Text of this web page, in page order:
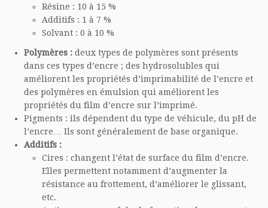
Résine : 10 à 15 %
Additifs : 1 à 7 %
Solvant : 0 à 10 %
Polymères : deux types de polymères sont présents
dans ces types d’encre ; des hydrosolubles qui
améliorent les propriétés d’imprimabilité de l’encre et
des polymères en émulsion qui améliorent les
propriétés du film d’encre sur l’imprimé.
Pigments : ils dépendent du type de véhicule, du pH de
l’encre… Ils sont généralement de base organique.
Additifs :
Cires : changent l’état de surface du film d’encre.
Elles permettent notamment d’augmenter la
résistance au frottement, d’améliorer le glissant,
etc.